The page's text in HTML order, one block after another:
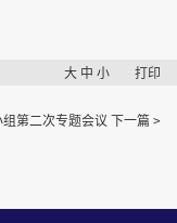
大 中 小 打印
第二次专题会议 下一篇 >